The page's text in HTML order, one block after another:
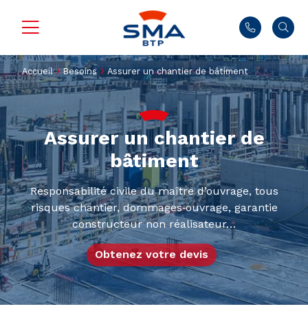
Accueil Besoins Assurer un chantier de bâtiment
Assurer un chantier de
bâtiment
Responsabilité civile du maître d’ouvrage, tous
risques chantier, dommages‑ouvrage, garantie
constructeur non réalisateur…
Obtenez votre devis